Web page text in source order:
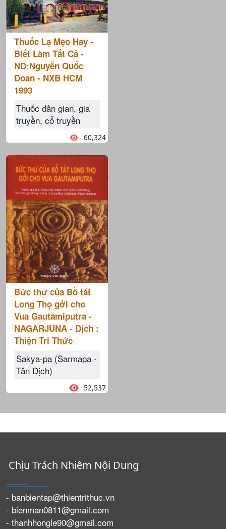
Thuốc Lạ Mẹo Hay -
Biết Làm Tất Cả -
ND:Nguyễn Quốc
Đoan - NXB HCM
1993
Thuốc dân gian, gia
truyền, cổ truyền
60,324
Bức thư của Bồ tát
Long Thọ gởi cho
Vua Gautamiputra -
NAGARJUNA - Dịch :
Thiện Tri Thức
Sakya-pa (Sarmapa -
Tân Dịch)
52,537
Chịu Trách Nhiêm Nội Dung
- banbientap@thientrithuc.vn
- bienman0811@gmail.com
- thanhhongle90@gmail.com